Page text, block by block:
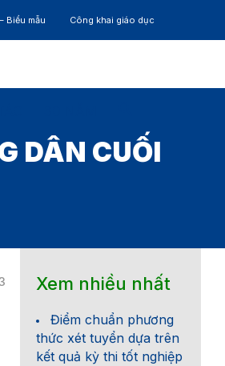
Biểu mẫu Công khai giáo dục
DÂN CUỐI
Xem nhiều nhất
Điểm chuẩn phương
thức xét tuyển dựa trên
kết quả kỳ thi tốt nghiệp